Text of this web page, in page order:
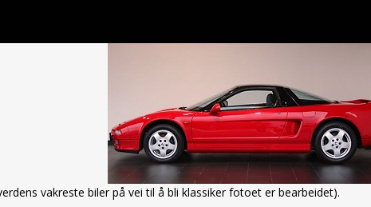
vakreste biler på vei til å bli klassiker fotoet er bearbeidet).